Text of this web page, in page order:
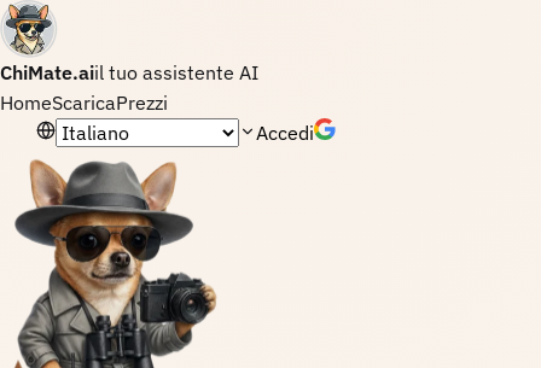
ChiMate.aiil tuo assistente AI
HomeScaricaPrezzi
Lingua
Accedi